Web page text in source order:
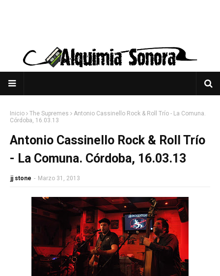
Inicio The Supremes
Antonio Cassinello Rock & Roll Trío - La Comuna.
Córdoba, 16.03.13
Antonio Cassinello Rock & Roll Trío
- La Comuna. Córdoba, 16.03.13
jj stone - Marzo 31, 2013